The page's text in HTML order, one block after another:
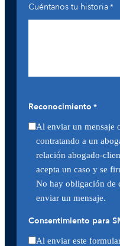
Cuéntanos tu historia*
Reconocimiento *
Al enviar un mensaje
contratando a un
relación abogado-
acepta un caso y se
No hay obligación de
enviar un mensaje.
Consentimiento para
Al enviar este